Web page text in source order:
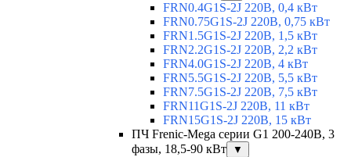
FRN0.4G1S-2J 220В, 0,4 кВт
FRN0.75G1S-2J 220В, 0,75 кВт
FRN1.5G1S-2J 220В, 1,5 кВт
FRN2.2G1S-2J 220В, 2,2 кВт
FRN4.0G1S-2J 220В, 4 кВт
FRN5.5G1S-2J 220В, 5,5 кВт
FRN7.5G1S-2J 220В, 7,5 кВт
FRN11G1S-2J 220В, 11 кВт
FRN15G1S-2J 220В, 15 кВт
ПЧ Frenic-Mega серии G1 200-240В, 3
фазы, 18,5-90 кВт
▼